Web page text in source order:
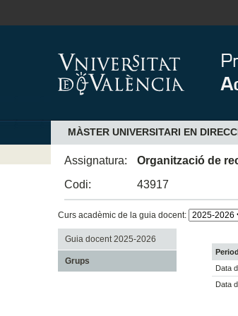
MÀSTER UNIVERSITARI EN
Assignatura:
Organització de
Codi:
43917
Curs acadèmic de la guia docent:
Guia docent 2025-2026
Grups
Data
Data